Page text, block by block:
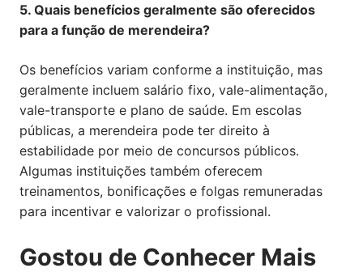
5. Quais benefícios geralmente são oferecidos
para a função de merendeira?
Os benefícios variam conforme a instituição, mas
geralmente incluem salário fixo, vale-alimentação,
vale-transporte e plano de saúde. Em escolas
públicas, a merendeira pode ter direito à
estabilidade por meio de concursos públicos.
Algumas instituições também oferecem
treinamentos, bonificações e folgas remuneradas
para incentivar e valorizar o profissional.
Gostou de Conhecer Mais